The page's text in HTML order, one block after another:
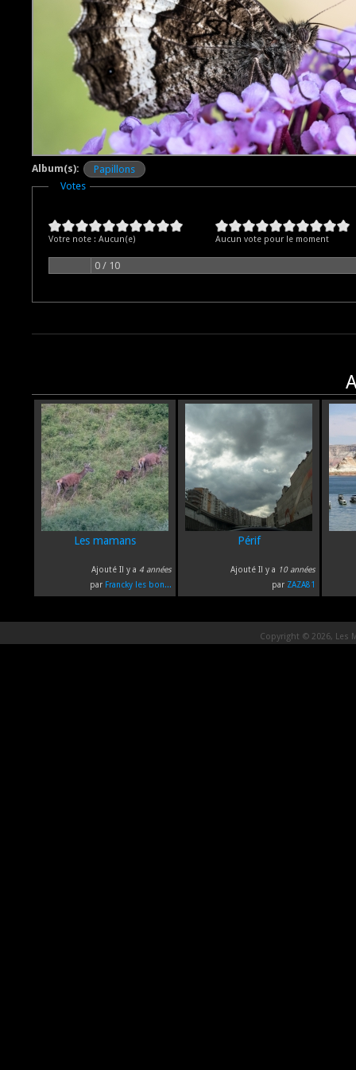
Album(s):
Papillons
Masquer
Votes
Votre note : Aucun(e) Aucun vote pour le moment
0 / 10
Les mamans
Ajouté Il y a 4 années
par Francky les bon...
Périf
Ajouté Il y a 10 années
par ZAZA81
Copyright © 2026, Les